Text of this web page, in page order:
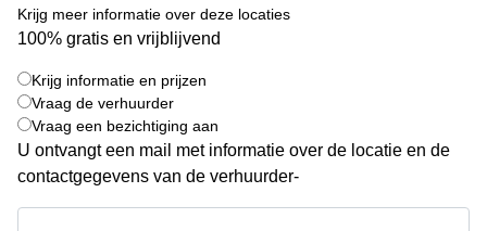
Coworking
space
Coworking
Arnhem
Kantoorruimte
in Arnhem
Krijg meer informatie over deze locaties
100% gratis en vrijblijvend
Krijg informatie en prijzen
Vraag de verhuurder
Vraag een bezichtiging aan
U ontvangt een mail met informatie over de locatie en de
contactgegevens van de verhuurder-